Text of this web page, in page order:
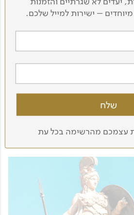
בהתאם לעונה
מיוחדים – ישירות למייל שלכם.
עצמכם מהרשימה בכל עת